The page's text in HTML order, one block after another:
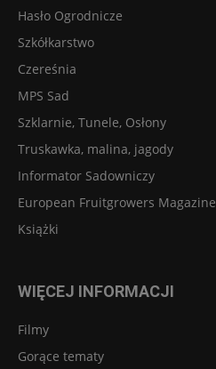
Hasło Ogrodnicze
Szkółkarstwo
Czereśnia
MPS Sad
Szklarnie, Tunele, Osłony
Truskawka, malina, jagody
Informator Sadowniczy
European Fruitgrowers Magazine
Książki
WIĘCEJ INFORMACJI
Filmy
Gorące tematy